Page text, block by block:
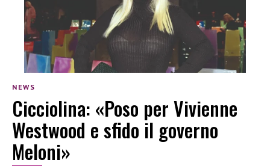
NEWS
Cicciolina: «Poso per Vivienne
Westwood e sfido il governo
Meloni»